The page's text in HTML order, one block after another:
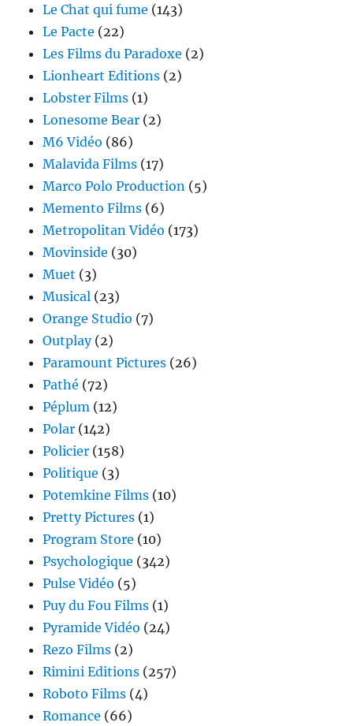
Le Chat qui fume (143)
Le Pacte (22)
Les Films du Paradoxe (2)
Lionheart Editions (2)
Lobster Films (1)
Lonesome Bear (2)
M6 Vidéo (86)
Malavida Films (17)
Marco Polo Production (5)
Memento Films (6)
Metropolitan Vidéo (173)
Movinside (30)
Muet (3)
Musical (23)
Orange Studio (7)
Outplay(2)
Paramount Pictures (26)
Pathé (72)
Péplum (12)
Polar (142)
Policier (158)
Politique (3)
Potemkine Films (10)
Pretty Pictures (1)
Program Store (10)
Psychologique (342)
Pulse Vidéo (5)
Puy du Fou Films (1)
Pyramide Vidéo (24)
Rezo Films (2)
Rimini Editions (257)
Roboto Films (4)
Romance (66)